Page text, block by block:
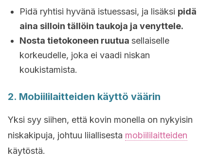
Pidä ryhtisi hyvänä istuessasi, ja lisäksi pidä
aina silloin tällöin taukoja ja venyttele.
Nosta tietokoneen ruutua sellaiselle
korkeudelle, joka ei vaadi niskan
koukistamista.
2. Mobiililaitteiden käyttö väärin
Yksi syy siihen, että kovin monella on nykyisin
niskakipuja, johtuu liiallisesta mobiililaitteiden
käytöstä.